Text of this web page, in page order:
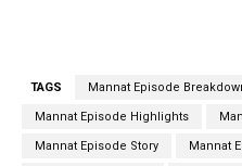
TAGS Mannat Episode
Mannat Episode Highlights
Mannat Episode Story Mannat